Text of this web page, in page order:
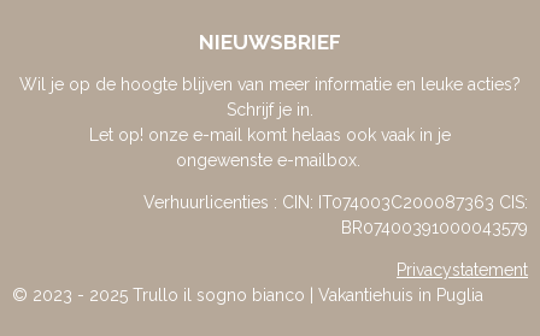
E
B
O
O
T
A
G
R
A
M
T
S
A
NIEUWSBRIEF
Wil je op de hoogte blijven van meer informatie en leuke acties?
Schrijf je in.
Let op! onze e-mail komt helaas ook vaak in je
ongewenste e-mailbox.
Verhuurlicenties : CIN: IT074003C200087363 CIS:
BR07400391000043579
Privacystatement
© 2023 - 2025 Trullo il sogno bianco | Vakantiehuis in Puglia